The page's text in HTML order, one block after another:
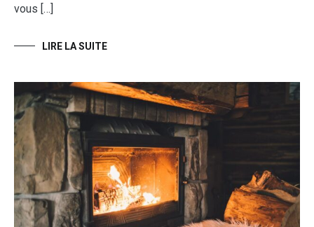
vous […]
LIRE LA SUITE